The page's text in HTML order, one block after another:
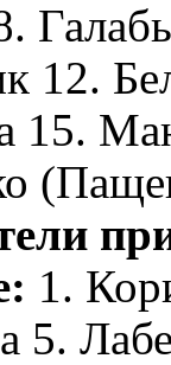
12.
15.
1.
5.